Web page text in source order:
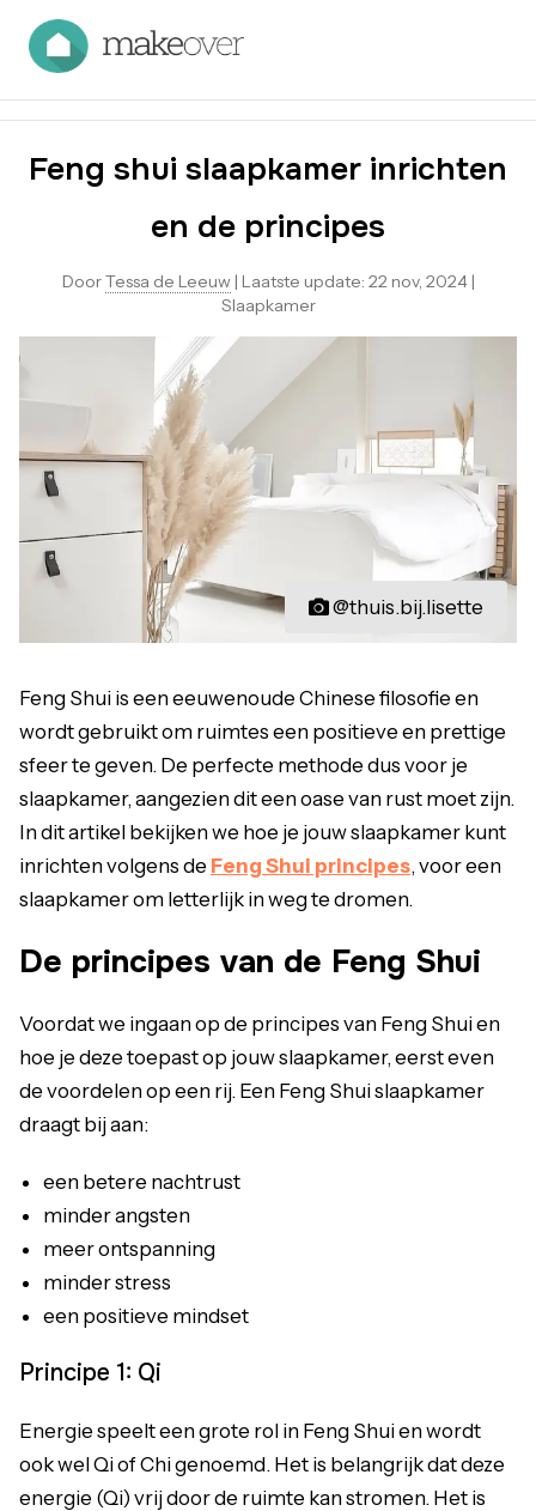
Feng shui slaapkamer inrichten
en de principes
DoorTessa de Leeuw | Laatste update: 22 nov, 2024 |
Slaapkamer
@thuis.bij.lisette
Feng Shui is een eeuwenoude Chinese filosofie en
wordt gebruikt om ruimtes een positieve en prettige
sfeer te geven. De perfecte methode dus voor je
slaapkamer, aangezien dit een oase van rust moet zijn.
In dit artikel bekijken we hoe je jouw slaapkamer kunt
inrichten volgens de Feng Shui principes, voor een
slaapkamer om letterlijk in weg te dromen.
De principes van de Feng Shui
Voordat we ingaan op de principes van Feng Shui en
hoe je deze toepast op jouw slaapkamer, eerst even
de voordelen op een rij. Een Feng Shui slaapkamer
draagt bij aan:
een betere nachtrust
minder angsten
meer ontspanning
minder stress
een positieve mindset
Principe 1: Qi
Energie speelt een grote rol in Feng Shui en wordt
ook wel Qi of Chi genoemd. Het is belangrijk dat deze
energie (Qi) vrij door de ruimte kan stromen. Het is